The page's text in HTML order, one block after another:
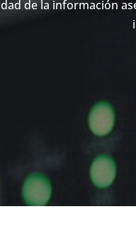
de la información